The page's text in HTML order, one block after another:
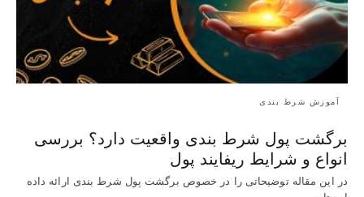
آموزش شرط بندی
برگشت پول شرط بندی واقعیت دارد؟ بررسی
انواع و شرایط ریفایند پول
در این مقاله توضیحاتی را در خصوص برگشت پول شرط بندی ارائه داده